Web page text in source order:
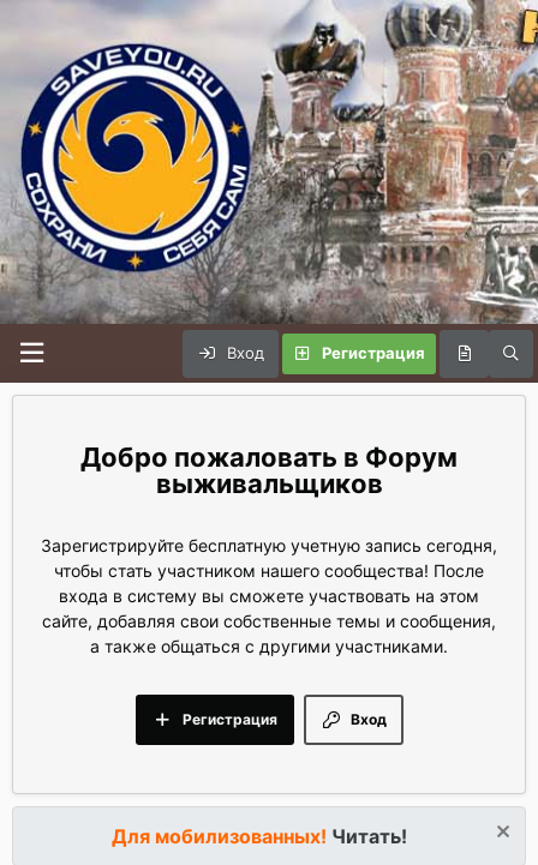
Вход Регистрация
Форум
выживальщиков
Зарегистрируйте бесплатную учетную запись сегодня,
чтобы стать участником нашего сообщества! После
входа в систему вы сможете участвовать на этом
сайте, добавляя свои собственные темы и сообщения,
а также общаться с другими участниками.
Вход
Регистрация
Для мобилизованных! Читать!